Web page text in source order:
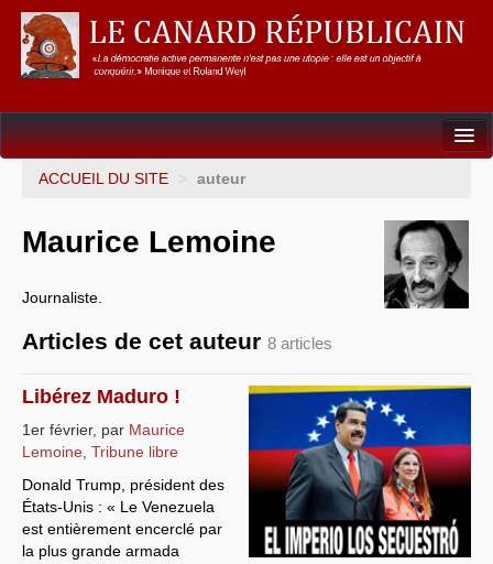
Dossiers
Un éléphant, ça trompe énormément !
Gouvernance mondiale & mondialisation
International
Résistances
L’Empire américain
Systèmes & société sous contrôle
ACCUEIL DU SITE > auteur
Maurice Lemoine
Journaliste.
Articles de cet auteur 8 articles
Libérez Maduro !
1er février, par Maurice
Lemoine Tribune libre
Donald Trump, président des
États-Unis : « Le Venezuela
est entièrement encerclé par
la plus grande armada